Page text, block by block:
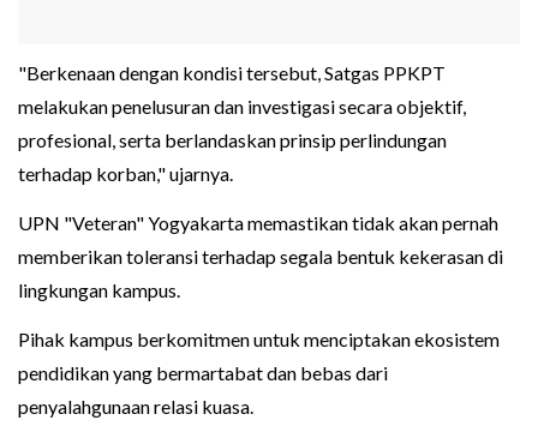
"Berkenaan dengan kondisi tersebut, Satgas PPKPT
melakukan penelusuran dan investigasi secara objektif,
profesional, serta berlandaskan prinsip perlindungan
terhadap korban," ujarnya.
UPN "Veteran" Yogyakarta memastikan tidak akan pernah
memberikan toleransi terhadap segala bentuk kekerasan di
lingkungan kampus.
Pihak kampus berkomitmen untuk menciptakan ekosistem
pendidikan yang bermartabat dan bebas dari
penyalahgunaan relasi kuasa.